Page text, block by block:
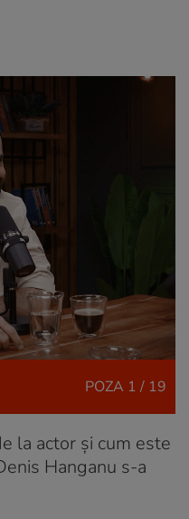
POZA 1 / 19
la actor și cum este
Hanganu s-a